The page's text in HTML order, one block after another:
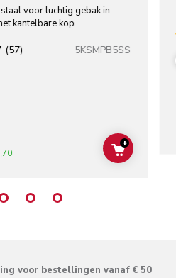
voor luchtig gebak in
kantelbare kop.
(57) 5KSMPB5SS
ADD TO
+
voor bestellingen vanaf € 50